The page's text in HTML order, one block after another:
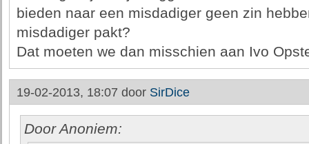
bieden naar een misdadiger geen zin
misdadiger pakt?
Dat moeten we dan misschien aan Ivo
19-02-2013, 18:07 door SirDice
Door Anoniem: